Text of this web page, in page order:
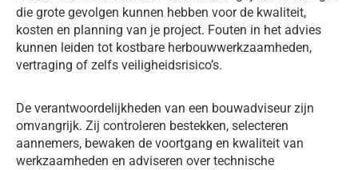
die grote gevolgen kunnen hebben voor de kwaliteit,
kosten en planning van je project. Fouten in het advies
kunnen leiden tot kostbare herbouwwerkzaamheden,
vertraging of zelfs veiligheidsrisico’s.
De verantwoordelijkheden van een bouwadviseur zijn
omvangrijk. Zij controleren bestekken, selecteren
aannemers, bewaken de voortgang en kwaliteit van
werkzaamheden en adviseren over technische